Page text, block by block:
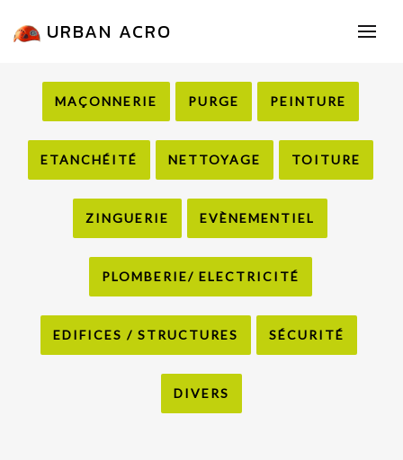
URBAN ACRO
MAÇONNERIE PURGE PEINTURE
ETANCHÉITÉ NETTOYAGE TOITURE
ZINGUERIE EVÈNEMENTIEL
PLOMBERIE/ ELECTRICITÉ
EDIFICES / STRUCTURES SÉCURITÉ
DIVERS